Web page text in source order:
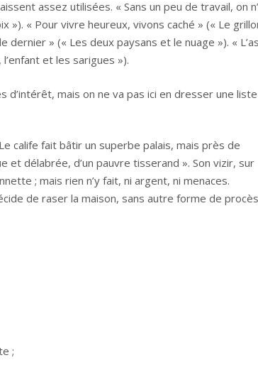
assez utilisées. « Sans un peu de travail, on
»). « Pour vivre heureux, vivons caché » (« Le
dernier » (« Les deux paysans et le nuage »). «
et les sarigues »).
d’intérêt, mais on ne va pas ici en dresser une liste
calife fait bâtir un superbe palais, mais près de
et délabrée, d’un pauvre tisserand ». Son vizir, sur
; mais rien n’y fait, ni argent, ni menaces.
de raser la maison, sans autre forme de
;